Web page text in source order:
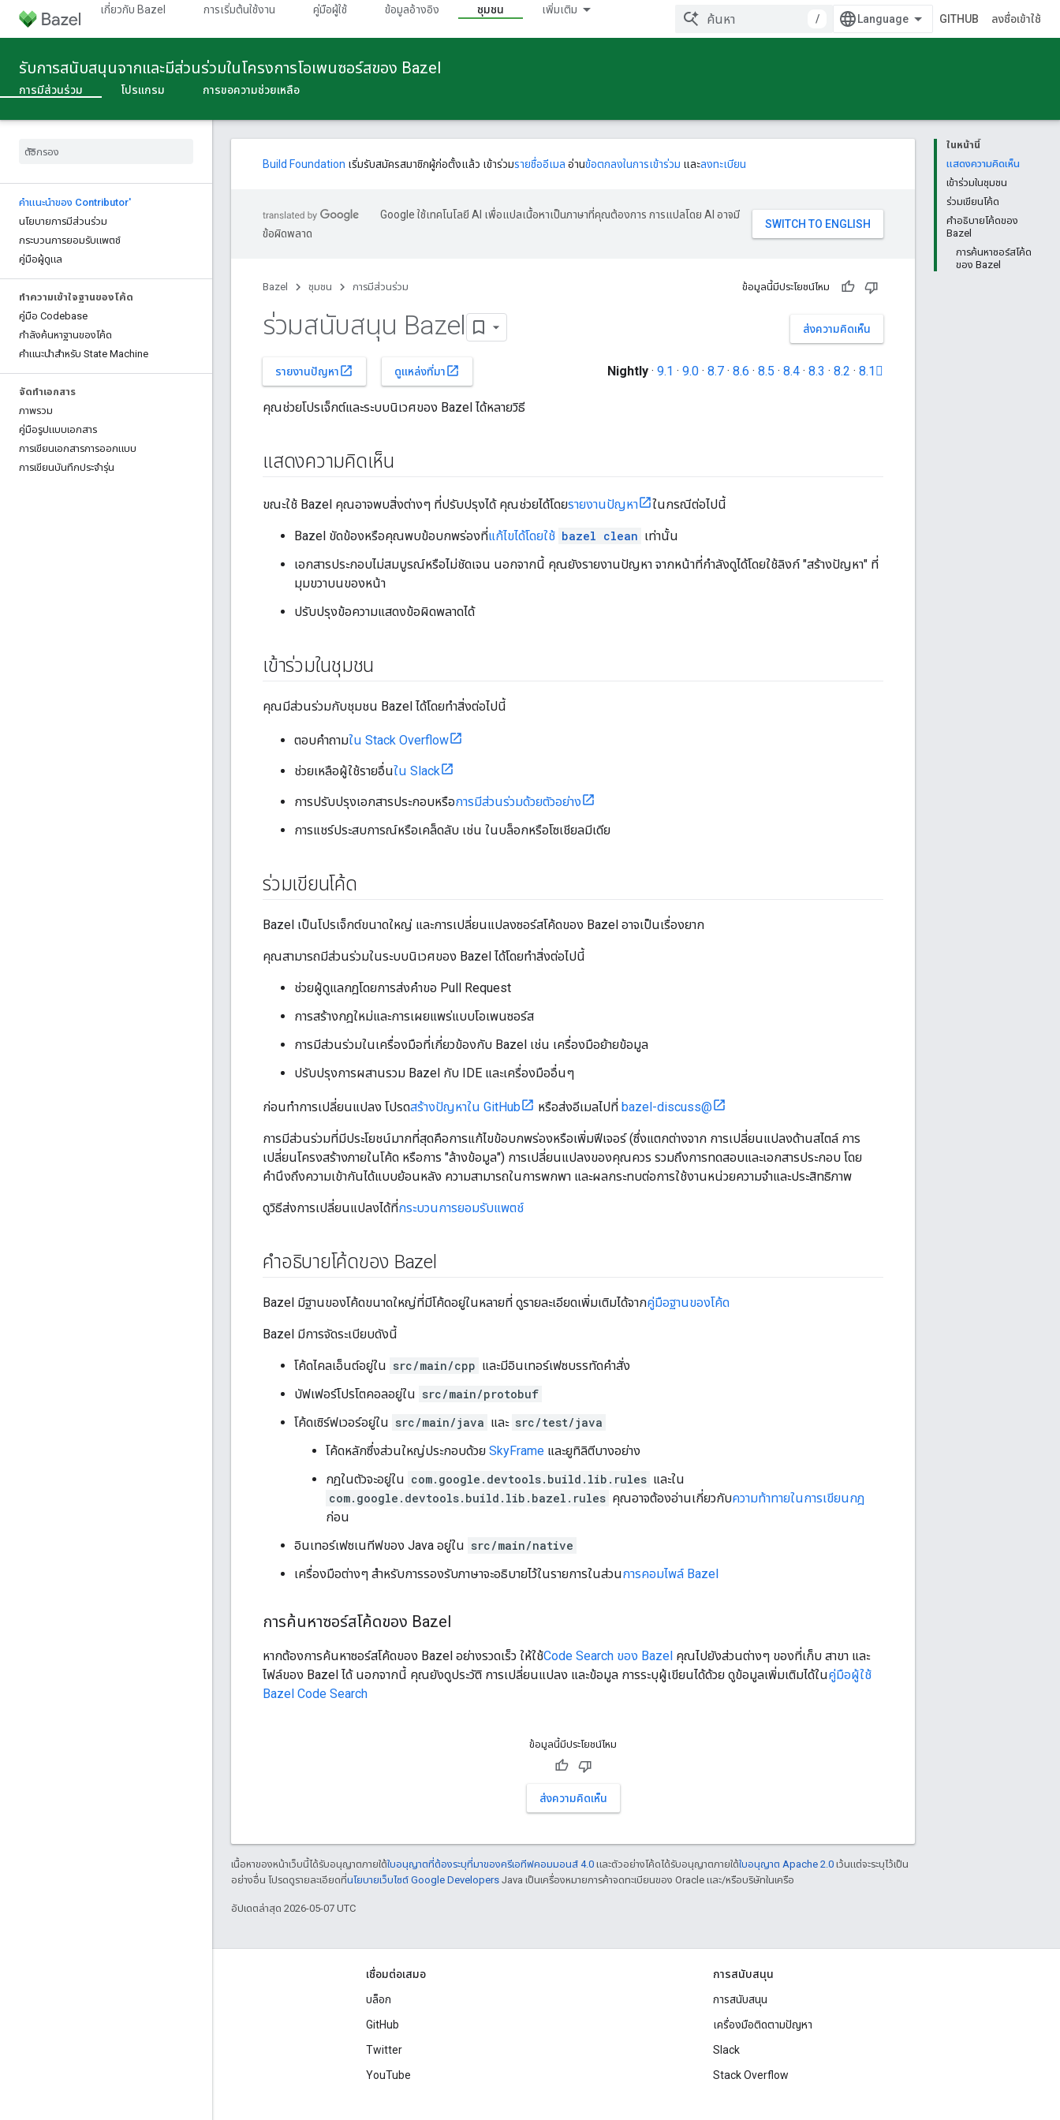
เกี่ยวกับ Bazel การเริ่มต้นใช้งาน คู่มือผู้ใช้ ข้อมูลอ้างอิง ชุมชน เพิ่มเติม
/ GITHUB ลงชื่อเข้าใช้
รับการสนับสนุนจากและมีส่วนร่วมในโครงการโอเพนซอร์สของ Bazel
การมีส่วนร่วม โปรแกรม การขอความช่วยเหลือ
คําแนะนําของ Contributor'
นโยบายการมีส่วนร่วม
กระบวนการยอมรับแพตช์
คู่มือผู้ดูแล
ทําความเข้าใจฐานของโค้ด
คู่มือ Codebase
กําลังค้นหาฐานของโค้ด
คําแนะนําสําหรับ State Machine
จัดทําเอกสาร
ภาพรวม
คู่มือรูปแบบเอกสาร
การเขียนเอกสารการออกแบบ
การเขียนบันทึกประจํารุ่น
ในหน้านี้
แสดงความคิดเห็น
เข้าร่วมในชุมชน
ร่วมเขียนโค้ด
คำอธิบายโค้ดของ
Bazel
การค้นหาซอร์สโค้ด
ของ Bazel
Build Foundation เริ่มรับสมัครสมาชิกผู้ก่อตั้งแล้ว เข้าร่วมรายชื่ออีเมล อ่านข้อตกลงในการเข้าร่วม และลงทะเบียน
Google ใช้เทคโนโลยี AI เพื่อแปลเนื้อหาเป็นภาษาที่คุณต้องการ การแปลโดย AI อาจมี
ข้อผิดพลาด
Bazel ชุมชน การมีส่วนร่วม ข้อมูลนี้มีประโยชน์ไหม
ส่งความคิดเห็น
ร่วมสนับสนุน Bazel
รายงานปัญหา open_in_new ดูแหล่งที่มา open_in_new Nightly · 9.1 · 9.0 · 8.7 · 8.6 · 8.5 · 8.4 · 8.3 · 8.2 · 8.1
คุณช่วยโปรเจ็กต์และระบบนิเวศของ Bazel ได้หลายวิธี
แสดงความคิดเห็น
ขณะใช้ Bazel คุณอาจพบสิ่งต่างๆ ที่ปรับปรุงได้ คุณช่วยได้โดยรายงานปัญหา ในกรณีต่อไปนี้
Bazel ขัดข้องหรือคุณพบข้อบกพร่องที่แก้ไขได้โดยใช้ bazel clean เท่านั้น
เอกสารประกอบไม่สมบูรณ์หรือไม่ชัดเจน นอกจากนี้ คุณยังรายงานปัญหา จากหน้าที่กำลังดูได้โดยใช้ลิงก์ "สร้างปัญหา" ที่
มุมขวาบนของหน้า
ปรับปรุงข้อความแสดงข้อผิดพลาดได้
เข้าร่วมในชุมชน
คุณมีส่วนร่วมกับชุมชน Bazel ได้โดยทำสิ่งต่อไปนี้
ตอบคำถามใน Stack Overflow
ช่วยเหลือผู้ใช้รายอื่นใน Slack
การปรับปรุงเอกสารประกอบหรือการมีส่วนร่วมด้วยตัวอย่าง
การแชร์ประสบการณ์หรือเคล็ดลับ เช่น ในบล็อกหรือโซเชียลมีเดีย
ร่วมเขียนโค้ด
Bazel เป็นโปรเจ็กต์ขนาดใหญ่ และการเปลี่ยนแปลงซอร์สโค้ดของ Bazel อาจเป็นเรื่องยาก
คุณสามารถมีส่วนร่วมในระบบนิเวศของ Bazel ได้โดยทำสิ่งต่อไปนี้
ช่วยผู้ดูแลกฎโดยการส่งคำขอ Pull Request
การสร้างกฎใหม่และการเผยแพร่แบบโอเพนซอร์ส
การมีส่วนร่วมในเครื่องมือที่เกี่ยวข้องกับ Bazel เช่น เครื่องมือย้ายข้อมูล
ปรับปรุงการผสานรวม Bazel กับ IDE และเครื่องมืออื่นๆ
ก่อนทำการเปลี่ยนแปลง โปรดสร้างปัญหาใน GitHub หรือส่งอีเมลไปที่ bazel-discuss@
การมีส่วนร่วมที่มีประโยชน์มากที่สุดคือการแก้ไขข้อบกพร่องหรือเพิ่มฟีเจอร์ (ซึ่งแตกต่างจาก การเปลี่ยนแปลงด้านสไตล์ การ
เปลี่ยนโครงสร้างภายในโค้ด หรือการ "ล้างข้อมูล") การเปลี่ยนแปลงของคุณควร รวมถึงการทดสอบและเอกสารประกอบ โดย
คำนึงถึงความเข้ากันได้แบบย้อนหลัง ความสามารถในการพกพา และผลกระทบต่อการใช้งานหน่วยความจำและประสิทธิภาพ
ดูวิธีส่งการเปลี่ยนแปลงได้ที่กระบวนการยอมรับแพตช์
คำอธิบายโค้ดของ Bazel
Bazel มีฐานของโค้ดขนาดใหญ่ที่มีโค้ดอยู่ในหลายที่ ดูรายละเอียดเพิ่มเติมได้จากคู่มือฐานของโค้ด
Bazel มีการจัดระเบียบดังนี้
โค้ดไคลเอ็นต์อยู่ใน src/main/cpp และมีอินเทอร์เฟซบรรทัดคำสั่ง
บัฟเฟอร์โปรโตคอลอยู่ใน src/main/protobuf
โค้ดเซิร์ฟเวอร์อยู่ใน src/main/java และ src/test/java
โค้ดหลักซึ่งส่วนใหญ่ประกอบด้วย SkyFrame และยูทิลิตีบางอย่าง
กฎในตัวจะอยู่ใน com.google.devtools.build.lib.rules และใน
com.google.devtools.build.lib.bazel.rules คุณอาจต้องอ่านเกี่ยวกับความท้าทายในการเขียนกฎ
ก่อน
อินเทอร์เฟซเนทีฟของ Java อยู่ใน src/main/native
เครื่องมือต่างๆ สำหรับการรองรับภาษาจะอธิบายไว้ในรายการในส่วนการคอมไพล์ Bazel
การค้นหาซอร์สโค้ดของ Bazel
หากต้องการค้นหาซอร์สโค้ดของ Bazel อย่างรวดเร็ว ให้ใช้Code Search ของ Bazel คุณไปยังส่วนต่างๆ ของที่เก็บ สาขา และ
ไฟล์ของ Bazel ได้ นอกจากนี้ คุณยังดูประวัติ การเปลี่ยนแปลง และข้อมูล การระบุผู้เขียนได้ด้วย ดูข้อมูลเพิ่มเติมได้ในคู่มือผู้ใช้
Bazel Code Search
ข้อมูลนี้มีประโยชน์ไหม
ส่งความคิดเห็น
เนื้อหาของหน้าเว็บนี้ได้รับอนุญาตภายใต้ใบอนุญาตที่ต้องระบุที่มาของครีเอทีฟคอมมอนส์ 4.0 และตัวอย่างโค้ดได้รับอนุญาตภายใต้ใบอนุญาต Apache 2.0 เว้นแต่จะระบุไว้เป็น
อย่างอื่น โปรดดูรายละเอียดที่นโยบายเว็บไซต์ Google Developers Java เป็นเครื่องหมายการค้าจดทะเบียนของ Oracle และ/หรือบริษัทในเครือ
อัปเดตล่าสุด 2026-05-07 UTC
เชื่อมต่อเสมอ
บล็อก
GitHub
Twitter
YouTube
การสนับสนุน
การสนับสนุน
เครื่องมือติดตามปัญหา
Slack
Stack Overflow